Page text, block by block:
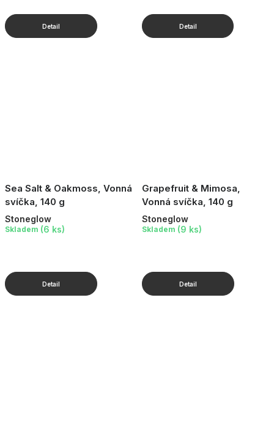
Sea Salt & Oakmoss, Vonná
svíčka, 140 g
Stoneglow
Skladem (6 ks)
Grapefruit & Mimosa,
Vonná svíčka, 140 g
Stoneglow
Skladem (9 ks)